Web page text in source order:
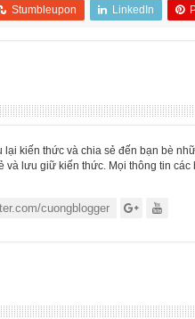
Stumbleupon LinkedIn
kiến thức và chia sẻ đến bạn bè
và lưu giữ kiến thức. Mọi thông tin các
cuongblogger